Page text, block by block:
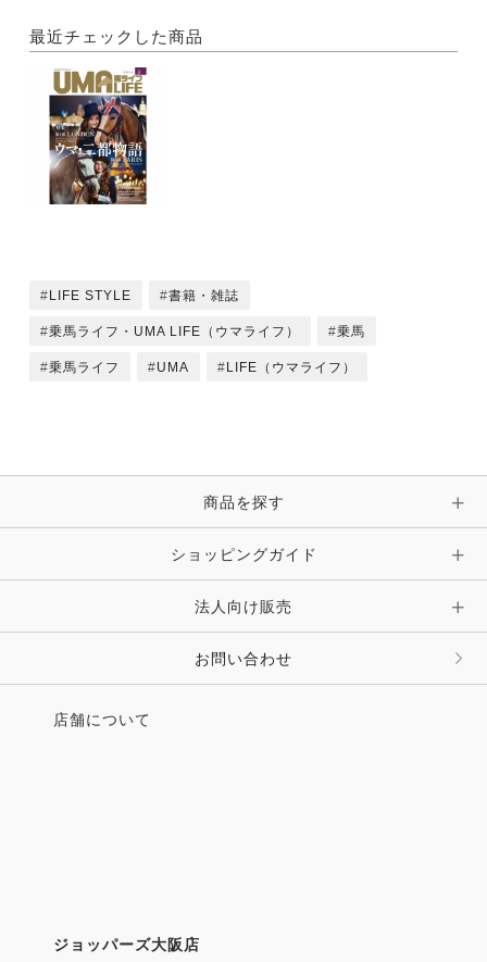
（前編）
●The Live Horses
頂を目指して
写真＝小久保巌義
Text＝小久保友香
Location＝北海道帯広市帯広競馬場
CHAMPIONSHIP 2023
・第15回 JRAジャパンブリーディングホースショー
●Horse Cultures Beyond Borders
小林美沙希
●［標茶町PR］馬を核とした地域づくり
～道東ホースタウンプロジェクトの取り組み～
・ウマの科学をリードする
第36回 日本ウマ科学会開催
─東京都世田谷区「東京2020レガシー事業」
第12回目指せ馬の幼稚園の先生 宮田朋典
最近チェックした商品
LIFE STYLE 書籍・雑誌
乗馬ライフ・UMA LIFE（ウマライフ） 乗馬
乗馬ライフ UMA LIFE（ウマライフ）
商品を探す
ショッピングガイド
法人向け販売
お問い合わせ
店舗について
ジョッパーズ大阪店